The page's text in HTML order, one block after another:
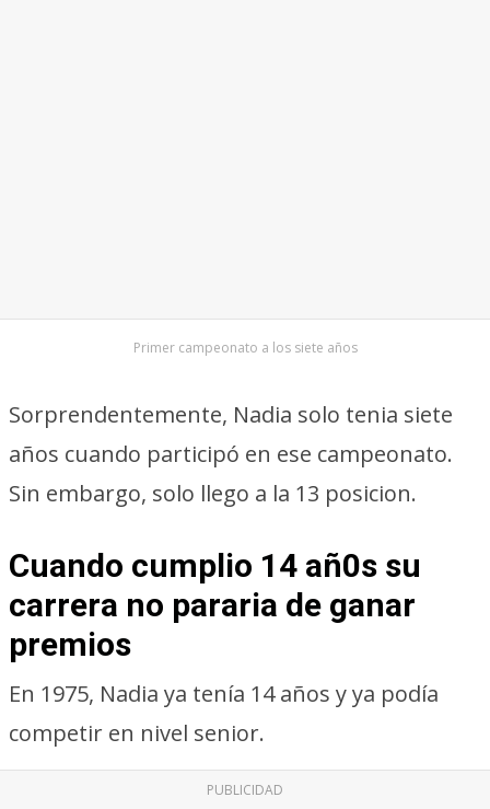
Primer campeonato a los siete años
Sorprendentemente, Nadia solo tenia siete
años cuando participó en ese campeonato.
Sin embargo, solo llego a la 13 posicion.
Cuando cumplio 14 añ0s su
carrera no pararia de ganar
premios
En 1975, Nadia ya tenía 14 años y ya podía
competir en nivel senior.
PUBLICIDAD